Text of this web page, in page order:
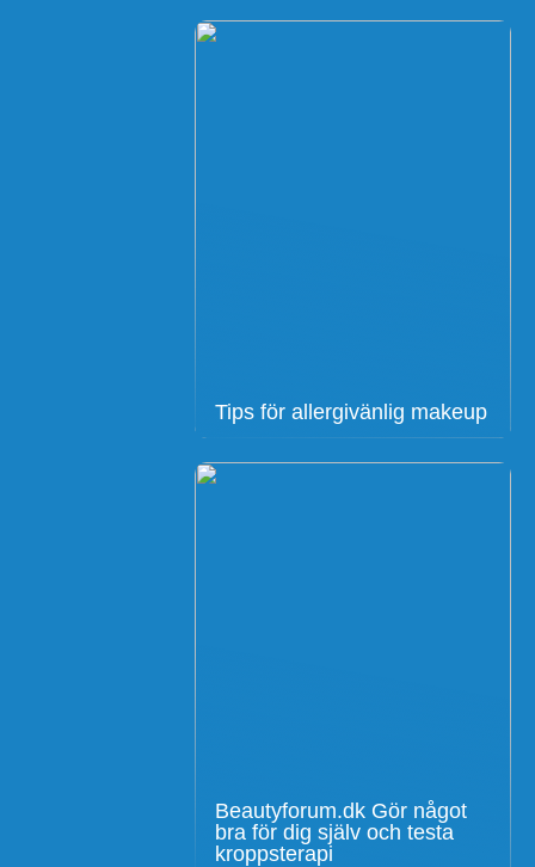
Tips för allergivänlig makeup
Beautyforum.dk Gör något
bra för dig själv och testa
kroppsterapi